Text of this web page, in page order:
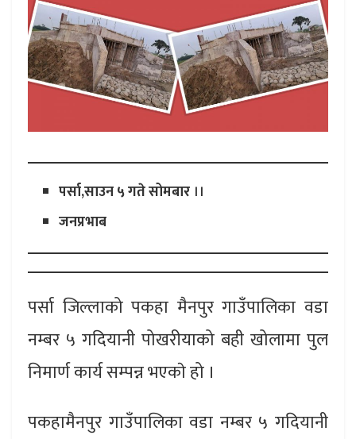
पर्सा,साउन ५ गते सोमबार ।।
जनप्रभाब
पर्सा जिल्लाको पकहा मैनपुर गाउँपालिका वडा
नम्बर ५ गदियानी पोखरीयाको बही खोलामा पुल
निमार्ण कार्य सम्पन्न भएकाे हो ।
पकहामैनपुर गाउँपालिका वडा नम्बर ५ गदियानी